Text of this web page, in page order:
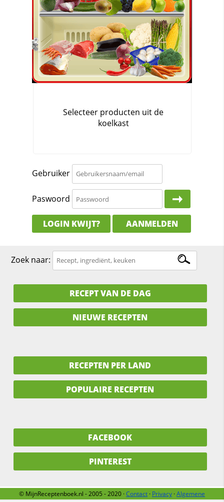
Gebruiker
Paswoord
LOGIN KWIJT? AANMELDEN
Zoek naar:
RECEPT VAN DE DAG
NIEUWE RECEPTEN
RECEPTEN PER LAND
POPULAIRE RECEPTEN
FACEBOOK
PINTEREST
© MijnReceptenboek.nl - 2005 - 2020 ·Contact · Privacy ·Algemene